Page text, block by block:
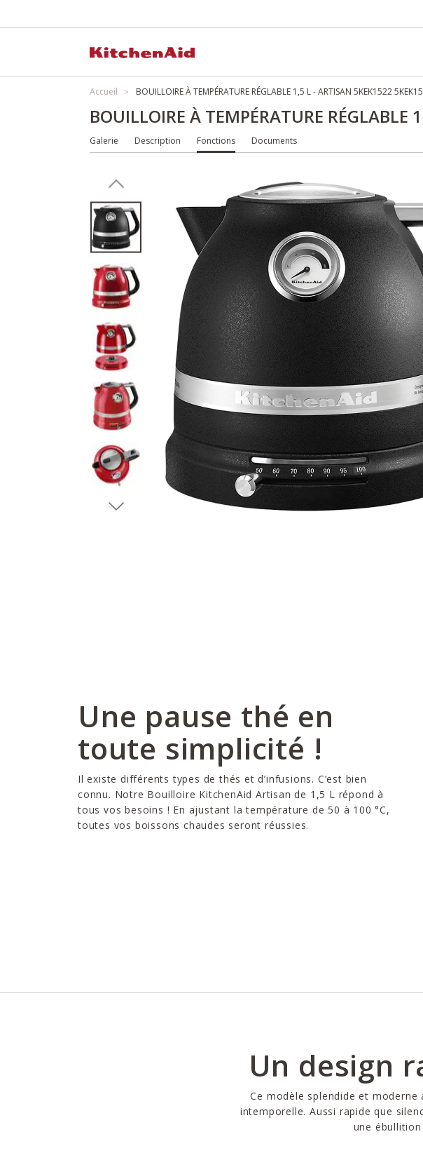
Accueil BOUILLOIRE À TEMPÉRATURE RÉGLABLE 1,5 L - ARTISAN 5KEK1522
BOUILLOIRE À TEMPÉRATURE
Galerie Description Fonctions Documents
Une pause thé en
toute simplicité !
Il existe différents types de thés et d’infusions. C’est bien
connu. Notre Bouilloire KitchenAid Artisan de 1,5 L répond à
tous vos besoins ! En ajustant la température de 50 à 100 °C,
toutes vos boissons chaudes seront réussies.
Un design
Ce modèle splendide et
intemporelle. Aussi rapide que
une